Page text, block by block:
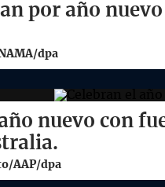
por año
dpa
nuevo con
AAP/dpa